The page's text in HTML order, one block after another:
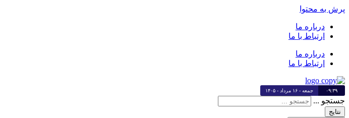
پرش به محتوا
درباره ما
ارتباط با ما
درباره ما
ارتباط با ما
۰۹:۳۹ جمعه - ۱۶ مرداد - ۱۴۰۵
جستجو ...
نتایج